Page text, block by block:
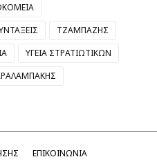
ΤΖΑΜΠΑΖΗΣ
ΥΓΕΙΑ ΣΤΡΑΤΙΩΤΙΚΩΝ
ΕΠΙΚΟΙΝΩΝΙΑ